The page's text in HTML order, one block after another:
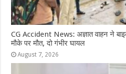
CG Accident News: अज्ञात वाहन ने
मौके पर मौत, दो गंभीर घायल
August 7, 2026